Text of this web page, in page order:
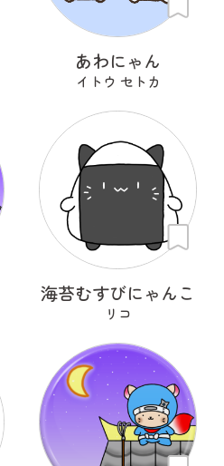
あわにゃん
イトウ セトカ
海苔むすびにゃんこ
リコ